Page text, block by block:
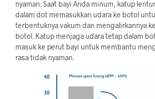
nyaman. Saat bayi Anda minum, katup
dalam dot memasukkan udara ke botol
terbentuknya vakum dan mengalirkannya
botol. Katup menjaga udara tetap dalam
masuk ke perut bayi untuk membantu
rasa tidak nyaman.